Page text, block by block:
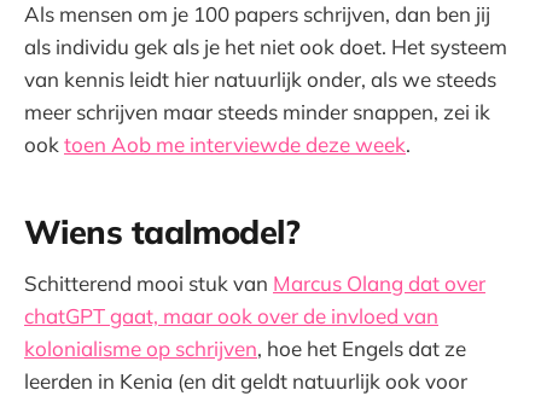
Als mensen om je 100 papers schrijven, dan ben jij
als individu gek als je het niet ook doet. Het systeem
van kennis leidt hier natuurlijk onder, als we steeds
meer schrijven maar steeds minder snappen, zei ik
ooktoen Aob me interviewde deze week.
Wiens taalmodel?
Schitterend mooi stuk van Marcus Olang dat over
chatGPT gaat, maar ook over de invloed van
kolonialisme op schrijven, hoe het Engels dat ze
leerden in Kenia (en dit geldt natuurlijk ook voor